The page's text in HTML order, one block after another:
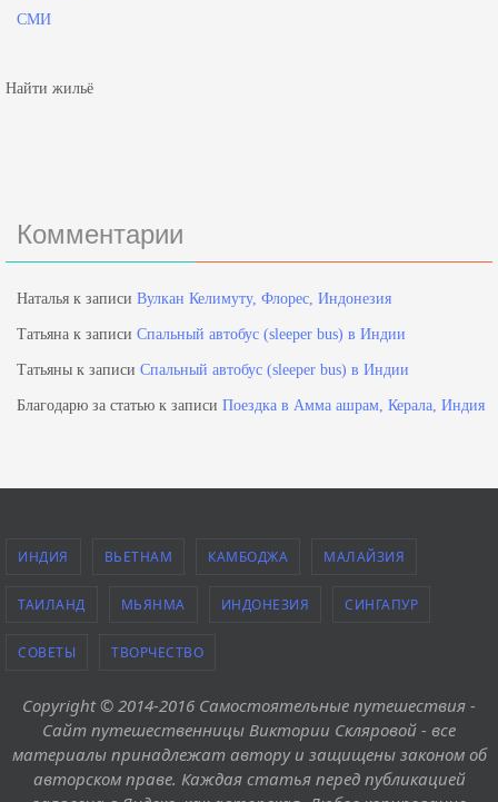
СМИ
Найти жильё
Комментарии
Наталья к записи Вулкан Келимуту, Флорес, Индонезия
Татьяна к записи Спальный автобус (sleeper bus) в Индии
Татьяны к записи Спальный автобус (sleeper bus) в Индии
Благодарю за статью к записи Поездка в Амма ашрам, Керала, Индия
ИНДИЯ ВЬЕТНАМ КАМБОДЖА МАЛАЙЗИЯ
ТАИЛАНД МЬЯНМА ИНДОНЕЗИЯ СИНГАПУР
СОВЕТЫ ТВОРЧЕСТВО
Copyright © 2014-2016 Самостоятельные путешествия -
Сайт путешественницы Виктории Скляровой - все
материалы принадлежат автору и защищены законом об
авторском праве. Каждая статья перед публикацией